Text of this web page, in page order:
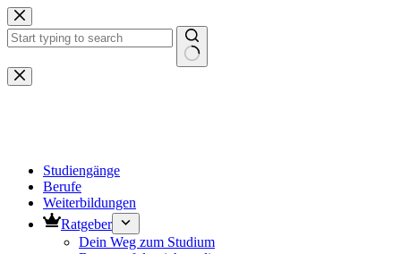
Zum
Inhalt
springen
Keine
Ergebnisse
Studiengänge
Berufe
Weiterbildungen
Ratgeber
Dein Weg zum Studium